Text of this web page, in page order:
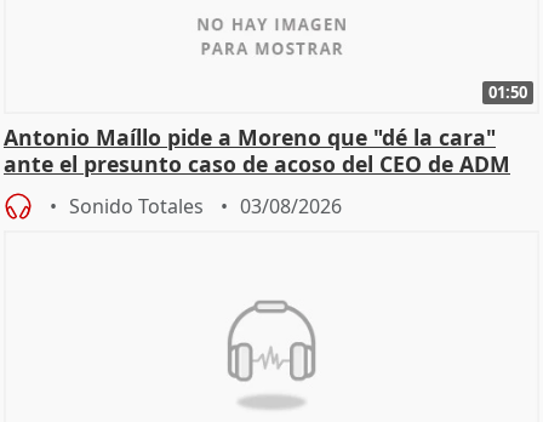
01:50
Antonio Maíllo pide a Moreno que "dé la cara"
ante el presunto caso de acoso del CEO de ADM
Sonido Totales 03/08/2026